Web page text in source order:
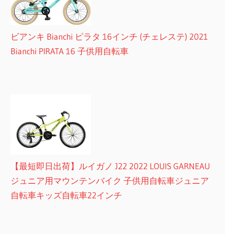
ビアンキ Bianchi ピラタ 16インチ (チェレステ) 2021
Bianchi PIRATA 16 子供用自転車
【最短即日出荷】ルイガノ J22 2022 LOUIS GARNEAU
ジュニア用マウンテンバイク 子供用自転車ジュニア
自転車キッズ自転車22インチ